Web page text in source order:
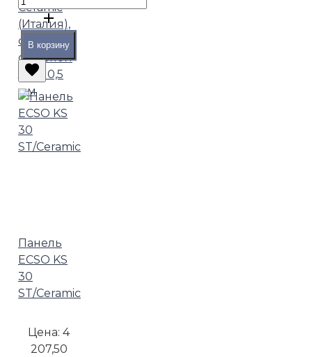
Ceramic
(Италия),
снизу
стальной
лист 0,5
мм
В корзину
Панель
ECSO KS
30
ST/Ceramic
Цена:4
207,50